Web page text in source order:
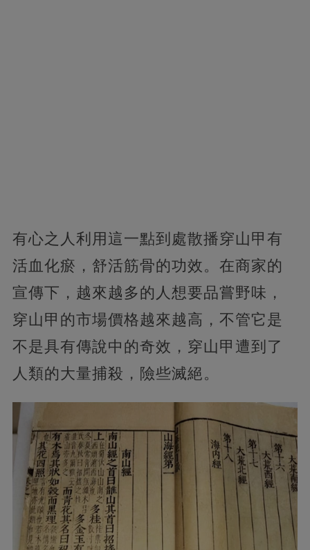
有心之人利用這一點到處散播穿山甲有
活血化瘀，舒活筋骨的功效。在商家的
宣傳下，越來越多的人想要品嘗野味，
穿山甲的市場價格越來越高，不管它是
不是具有傳說中的奇效，穿山甲遭到了
人類的大量捕殺，險些滅絕。